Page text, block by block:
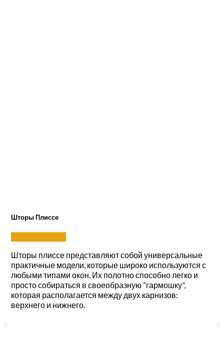
Шторы Плиссе
Шторы плиссе представляют собой универсальные
практичные модели, которые широко используются с
любыми типами окон. Их полотно способно легко и
просто собираться в своеобразную “гармошку”,
которая располагается между двух карнизов:
верхнего и нижнего.